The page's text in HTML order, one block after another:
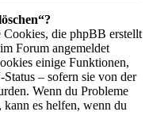
Cookies, die phpBB erstellt
Forum angemeldet
einige Funktionen,
– sofern sie von der
Wenn du Probleme
es helfen, wenn du